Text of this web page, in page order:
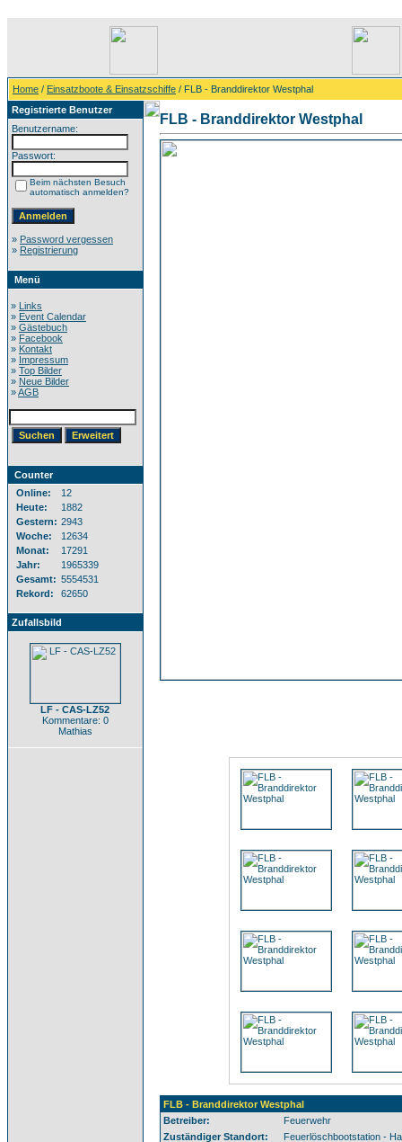
Home / Einsatzboote & Einsatzschiffe / FLB - Branddirektor Westphal
Registrierte Benutzer
Benutzername:
Passwort:
Beim nächsten Besuch
automatisch anmelden?
» Password vergessen
» Registrierung
Menü
» Links
» Event Calendar
» Gästebuch
» Facebook
» Kontakt
» Impressum
» Top Bilder
» Neue Bilder
»AGB
Counter
Online:
12
Heute:
1882
Gestern: 2943
Woche:
12634
Monat:
17291
Jahr:
1965339
Gesamt: 5554531
Rekord:
62650
Zufallsbild
LF - CAS-LZ52
Kommentare: 0
Mathias
FLB - Branddirektor Westphal
FLB - Branddirektor Westphal
Betreiber:
Feuerwehr
Zuständiger Standort:
Feuerlöschbootstation -